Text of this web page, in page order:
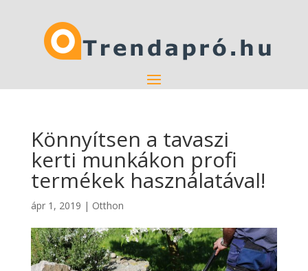
Könnyítsen a tavaszi
kerti munkákon profi
termékek használatával!
ápr 1, 2019 | Otthon